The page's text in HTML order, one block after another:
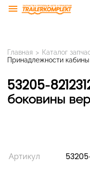
menu
Главная > Каталог
Принадлежности кабины
53205-8212312 Окантовка фланца
боковины
Артикул